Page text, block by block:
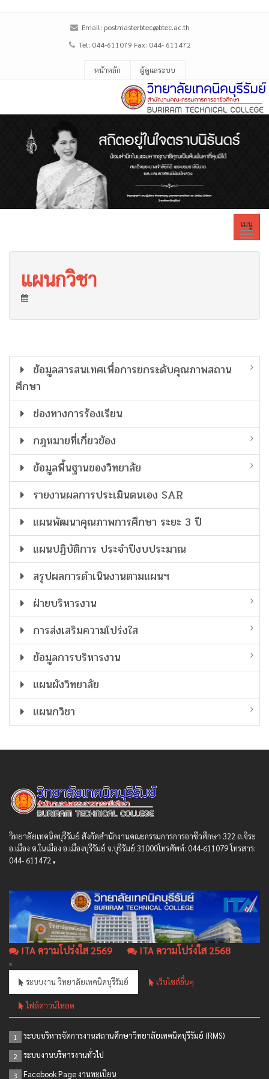
Email: postmasterbtec@btec.ac.th
Tel: 044-611079 Fax: 044- 611472
หน้าหลัก ผู้ดูแลระบบ
เมนู
แผนกวิชา
ข้อมูลสารสนเทศเพื่อการยกระดับคุณภาพสถาน
ศึกษา
ช่องทางการร้องเรียน
กฎหมายที่เกี่ยวข้อง
ข้อมูลพื้นฐานของวิทยาลัย
รายงานผลการประเมินตนเอง SAR
แผนพัฒนาคุณภาพการศึกษา ระยะ 3 ปี
แผนปฏิบัติการ ประจำปีงบประมาณ
สรุปผลการดำเนินงานตามแผนฯ
ฝ่ายบริหารงาน
การส่งเสริมความโปร่งใส
ข้อมูลการบริหารงาน
แผนผังวิทยาลัย
แผนกวิชา
วิทยาลัยเทคนิคบุรีรัมย์ สังกัดสํานักงานคณะกรรมการการอาชีวศึกษา 322 ถ.จิระ
อ.เมือง ต.ในเมือง อ.เมืองบุรีรัมย์ จ.บุรีรัมย์ 31000โทรศัพท์: 044-611079 โทรสาร:
044- 611472
ITA ความโปร่งใส 2569 ITA ความโปร่งใส 2568
ระบบงาน วิทยาลัยเทคนิคบุรีรัมย์ เว็บไซต์อื่นๆ
ไฟล์ดาวน์โหลด
1 ระบบบริหารจัดการงานสถานศึกษาวิทยาลัยเทคนิคบุรีรัมย์ (RMS)
2 ระบบงานบริหารงานทั่วไป
3 Facebook Page งานทะเบียน